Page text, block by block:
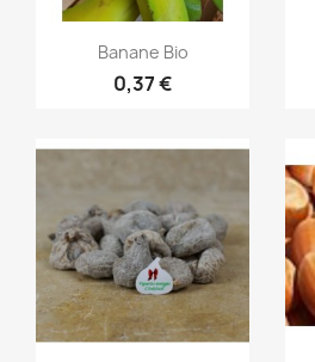
Aperçu rapide
Banane Bio
0,37 €